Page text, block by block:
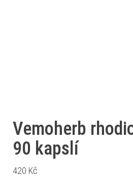
Vemoherb
90 kapslí
420 Kč